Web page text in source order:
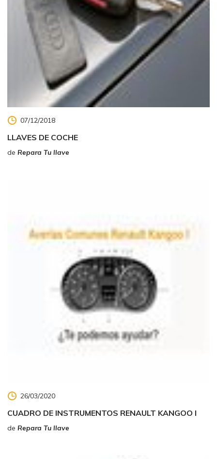
07/12/2018
LLAVES DE COCHE
de Repara Tu llave
26/03/2020
CUADRO DE INSTRUMENTOS RENAULT KANGOO I
de Repara Tu llave